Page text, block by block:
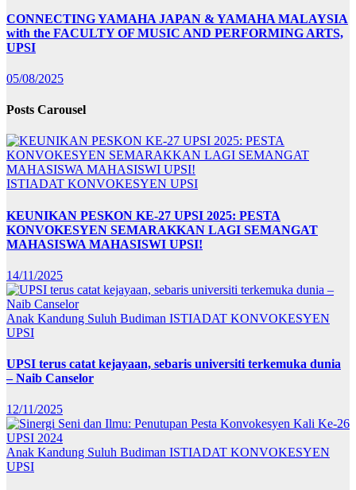
CONNECTING YAMAHA JAPAN & YAMAHA MALAYSIA
with the FACULTY OF MUSIC AND PERFORMING ARTS,
UPSI
05/08/2025
Posts Carousel
ISTIADAT KONVOKESYEN UPSI
KEUNIKAN PESKON KE-27 UPSI 2025: PESTA
KONVOKESYEN SEMARAKKAN LAGI SEMANGAT
MAHASISWA MAHASISWI UPSI!
14/11/2025
Anak Kandung Suluh Budiman ISTIADAT KONVOKESYEN
UPSI
UPSI terus catat kejayaan, sebaris universiti terkemuka dunia
– Naib Canselor
12/11/2025
Anak Kandung Suluh Budiman ISTIADAT KONVOKESYEN
UPSI